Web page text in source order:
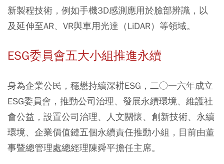
新製程技術，例如手機3D感測應用於臉部辨識，以
及延伸至AR、VR與車用光達（LiDAR）等領域。
ESG委員會五大小組推進永續
身為企業公民，穩懋持續深耕ESG，二○一六年成立
ESG委員會，推動公司治理、發展永續環境、維護社
會公益，設置公司治理、人文關懷、創新技術、永續
環境、企業價值鏈五個永續責任推動小組，目前由董
事暨總管理處總經理陳舜平擔任主席。